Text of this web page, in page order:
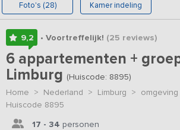
Foto's (28) Kamer indeling
9,2 • Voortreffelijk! (25 reviews)
6 appartementen +
Limburg (Huiscode: 8895)
Home > Nederland > Limburg >
Huiscode 8895
17 - 34 personen